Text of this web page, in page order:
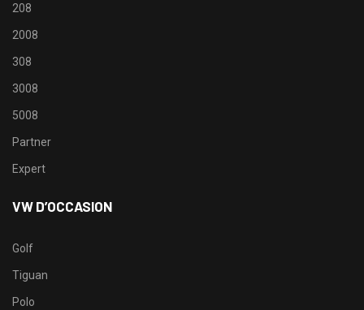
208
2008
308
3008
5008
Partner
Expert
VW D’OCCASION
Golf
Tiguan
Polo